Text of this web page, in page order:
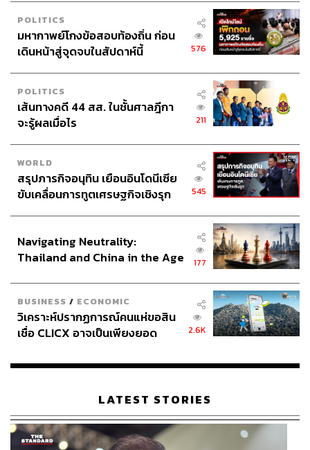
POLITICS
มหากาพย์โกงข้อสอบท้องถิ่น ก่อน
เดินหน้าสู่จุดจบในสัปดาห์นี้
576
POLITICS
เส้นทางคดี 44 สส. ในชั้นศาลฎีกา
จะรู้ผลเมื่อไร
211
WORLD
สรุปภารกิจอนุทิน เยือนอินโดนีเซีย
ขับเคลื่อนการทูตเศรษฐกิจเชิงรุก
545
Navigating Neutrality:
Thailand and China in the Age
177
BUSINESS / ECONOMIC
วิเคราะห์ปรากฏการณ์คนแห่ขอสิน
เชื่อ CLICX อาจเป็นเพียงยอด
เรือนไทยที่ถูกซุกไว้
2.6K
LATEST STORIES